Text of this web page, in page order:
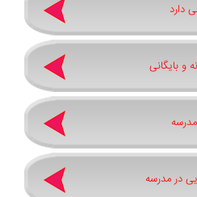
دارد
و بایگانی
در مدرسه